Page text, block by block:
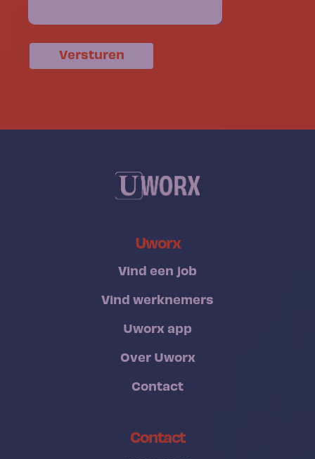
Versturen
Uworx
Vind een job
Vind werknemers
Uworx app
Over Uworx
Contact
Contact